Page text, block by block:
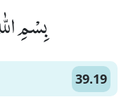
بِسْمِ
39.19